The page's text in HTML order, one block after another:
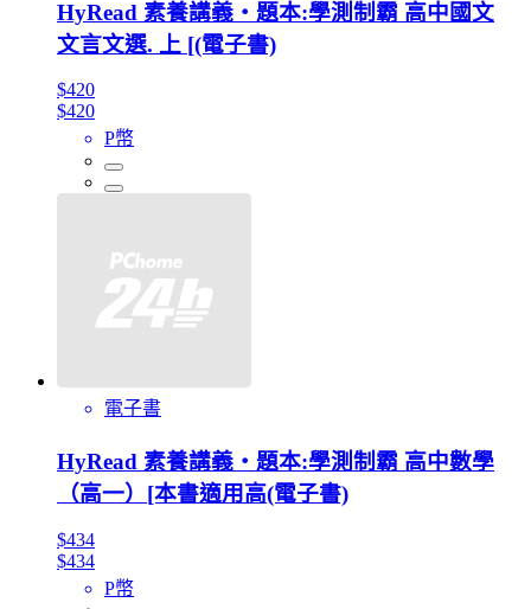
HyRead 素養講義‧題本:學測制霸 高中國文
文言文選. 上 [(電子書)
$420
$420
P幣
電子書
HyRead 素養講義‧題本:學測制霸 高中數學
（高一）[本書適用高(電子書)
$434
$434
P幣